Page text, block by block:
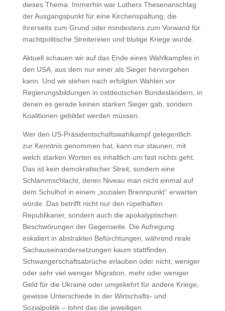
dieses Thema. Immerhin war Luthers Thesenanschlag
der Ausgangspunkt für eine Kirchenspaltung, die
ihrerseits zum Grund oder mindestens zum Vorwand für
machtpolitische Streitereien und blutige Kriege wurde.
Aktuell schauen wir auf das Ende eines Wahlkampfes in
den USA, aus dem nur einer als Sieger hervorgehen
kann. Und wir stehen nach erfolgten Wahlen vor
Regierungsbildungen in ostdeutschen Bundesländern, in
denen es gerade keinen starken Sieger gab, sondern
Koalitionen gebildet werden müssen.
Wer den US-Präsidentschaftswahlkampf gelegentlich
zur Kenntnis genommen hat, kann nur staunen, mit
welch starken Worten es inhaltlich um fast nichts geht.
Das ist kein demokratischer Streit, sondern eine
Schlammschlacht, deren Niveau man nicht einmal auf
dem Schulhof in einem „sozialen Brennpunkt“ erwarten
würde. Das betrifft nicht nur den rüpelhaften
Republikaner, sondern auch die apokalyptischen
Beschwörungen der Gegenseite. Die Aufregung
eskaliert in abstrakten Befürchtungen, während reale
Sachauseinandersetzungen kaum stattfinden.
Schwangerschaftsabrüche erlauben oder nicht, weniger
oder sehr viel weniger Migration, mehr oder weniger
Geld für die Ukraine oder umgekehrt für andere Kriege,
gewisse Unterschiede in der Wirtschafts- und
Sozialpolitik – lohnt das die jeweiligen